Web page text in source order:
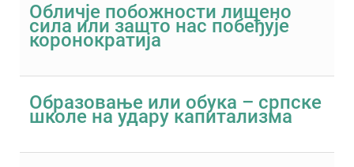
Обличје побожности лишено
сила или зашто нас побеђује
коронократија
Образовање или обука – српске
школе на удару капитализма